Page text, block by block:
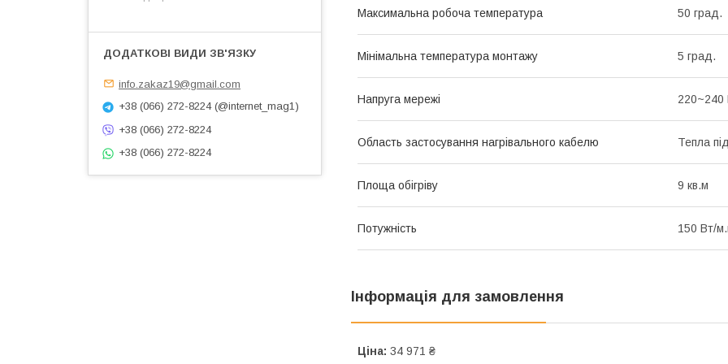
Максимальна робоча температура 50 град.
Мінімальна температура монтажу 5 град.
Напруга мережі 220~240
Область застосування нагрівального кабелю Тепла
Площа обігріву 9 кв.м
Потужність 150 Вт/
Інформація для замовлення
Ціна: 34 971 ₴
info.zakaz19@gmail.com
+38 (066) 272-8224 (@internet_mag1)
+38 (066) 272-8224
+38 (066) 272-8224